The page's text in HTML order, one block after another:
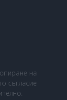
на
съгласие